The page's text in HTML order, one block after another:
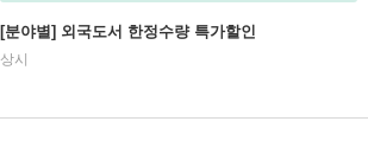
[분야별] 외국도서 한정수량 특가할인
상시